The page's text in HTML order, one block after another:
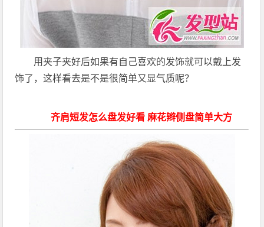
用夹子夹好后如果有自己喜欢的发饰就可以戴上发
饰了，这样看去是不是很简单又显气质呢？
齐肩短发怎么盘发好看 麻花辫侧盘简单大方